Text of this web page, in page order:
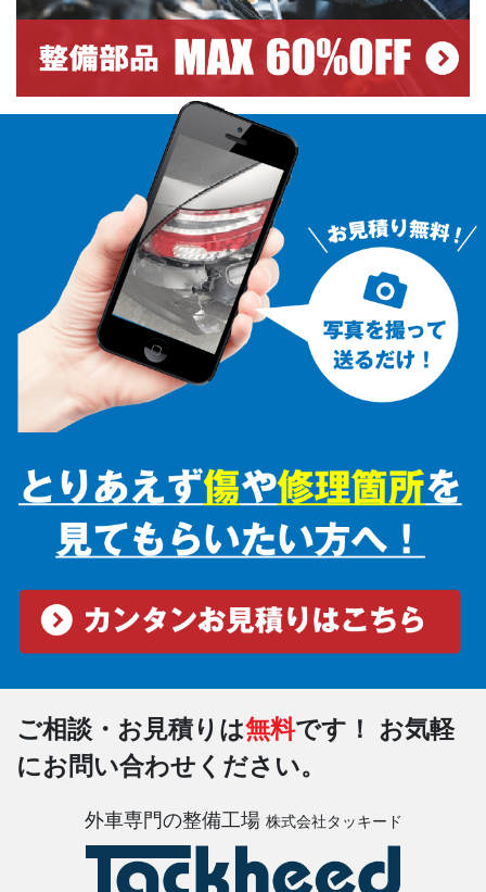
ご相談・お見積りは無料です！
お気軽
にお問い合わせください。
外車専門の整備工場 株式会社タッキード